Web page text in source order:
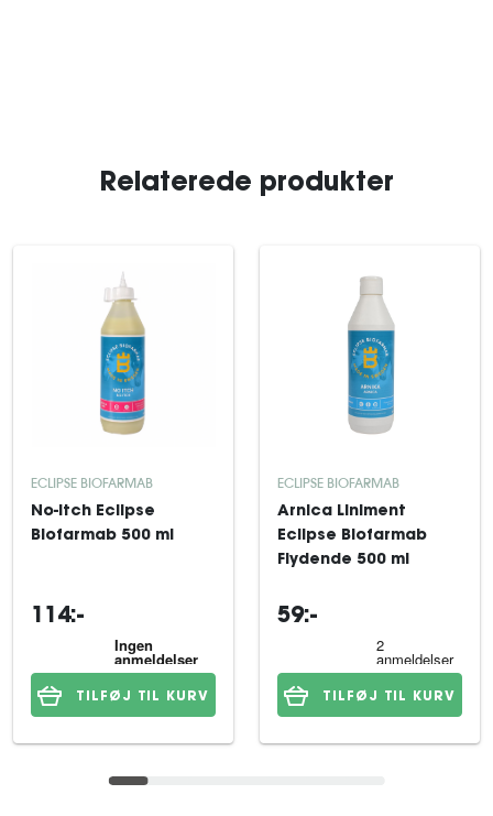
Relaterede produkter
ECLIPSE BIOFARMAB
No-Itch Eclipse
Biofarmab 500 ml
114:-
TILFØJ TIL KURV
ECLIPSE BIOFARMAB
Arnica Liniment
Eclipse Biofarmab
Flydende 500 ml
59:-
TILFØJ TIL KURV